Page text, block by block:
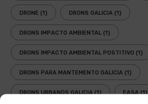
DRONE (1) DRONS GALICIA (1)
DRONS IMPACTO AMBIENTAL (1)
DRONS IMPACTO AMBIENTAL POSTITIVO (1)
DRONS PARA MANTEMENTO GALICIA (1)
DRONS URBANOS GALICIA(1) EASA(1)